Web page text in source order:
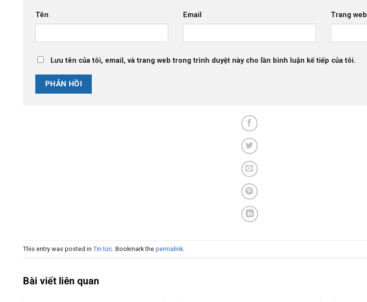
Tên Email Trang web
Lưu tên của tôi, email, và trang web trong trình duyệt này cho lần bình luận kế tiếp của tôi.
This entry was posted in Tin tức . Bookmark the permalink
Bài viết liên quan